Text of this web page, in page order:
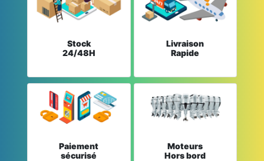
Stock
24/48H
Livraison
Rapide
Paiement
sécurisé
Moteurs
Hors bord